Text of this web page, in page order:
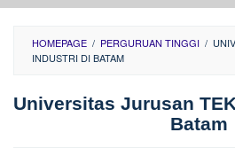
HOMEPAGE / PERGURUAN TINGGI /
INDUSTRI DI BATAM
Universitas Jurusan
Batam